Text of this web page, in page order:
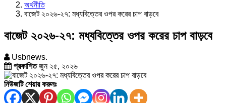
অর্থনীতি
বাজেট ২০২৬-২৭: মধ্যবিত্তের ওপর করের চাপ বাড়বে
বাজেট ২০২৬-২৭: মধ্যবিত্তের ওপর করের চাপ বাড়বে
Usbnews.
প্রকাশিতজুন ২৫, ২০২৬
নিউজটি শেয়ার করুনঃ